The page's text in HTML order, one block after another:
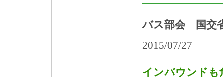
バス部会 国交
2015/07/27
インバウンドも